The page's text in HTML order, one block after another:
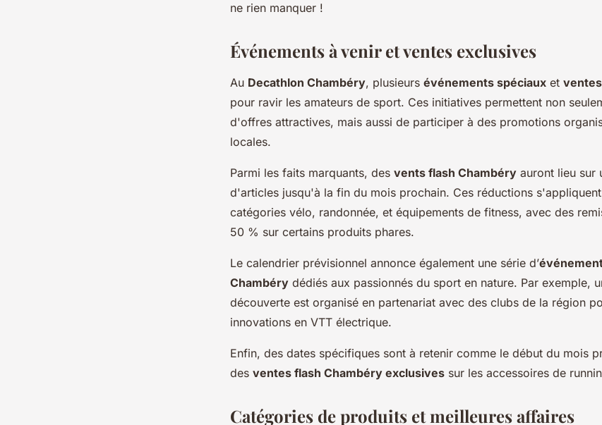
ne rien manquer !
Événements à venir et ventes exclusives
Au Decathlon Chambéry, plusieurs événements spéciaux et
pour ravir les amateurs de sport. Ces initiatives permettent non
d'offres attractives, mais aussi de participer à des promotions
locales.
Parmi les faits marquants, des vents flash Chambéry auront lieu sur
d'articles jusqu'à la fin du mois prochain. Ces réductions
catégories vélo, randonnée, et équipements de fitness, avec des
50 % sur certains produits phares.
Le calendrier prévisionnel annonce également une série d’
Chambéry dédiés aux passionnés du sport en nature. Par exemple,
découverte est organisé en partenariat avec des clubs de la région
innovations en VTT électrique.
Enfin, des dates spécifiques sont à retenir comme le début du mois
des ventes flash Chambéry exclusives sur les accessoires de
Catégories de produits et meilleures affaires